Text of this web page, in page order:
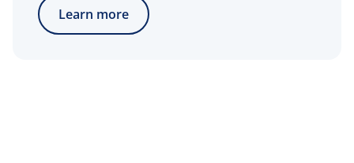
Learn more